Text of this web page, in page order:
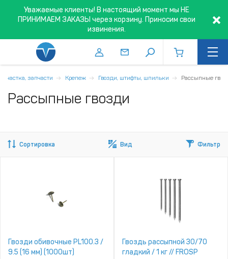
Уважаемые клиенты! В настоящий момент мы НЕ
ПРИНИМАЕМ ЗАКАЗЫ через корзину. Приносим свои
извинения.
запчасти Крепеж Гвозди, штифты, шпильки Рассыпные
Рассыпные гвозди
Сортировка Вид Фильтр
Гвозди обивочные PL100.3 /
9.5 (16 мм) (1000шт)
Гвоздь рассыпной 30/70
гладкий / 1 кг // FROSP